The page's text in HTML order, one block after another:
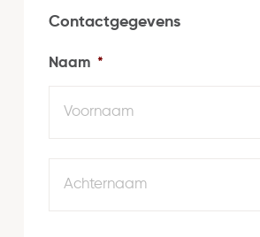
Contactgegevens
Naam *